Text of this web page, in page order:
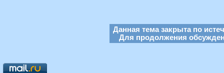
Данная тема закрыта по
Для продолжения